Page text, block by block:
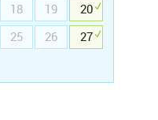
18 19
20
25 26
27